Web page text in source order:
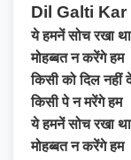
Dil Galti
ये हमनें सोच रखा था
मोहब्बत न करेंगे हम
किसी को दिल नहीं
किसी पे न मरेंगे हम
ये हमनें सोच रखा था
मोहब्बत न करेंगे हम